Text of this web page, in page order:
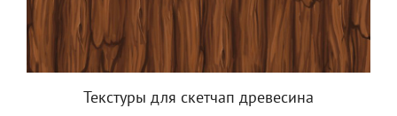
Текстуры для скетчап древесина